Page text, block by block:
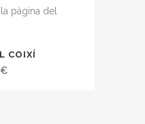
pàgina del
COIXÍ
€